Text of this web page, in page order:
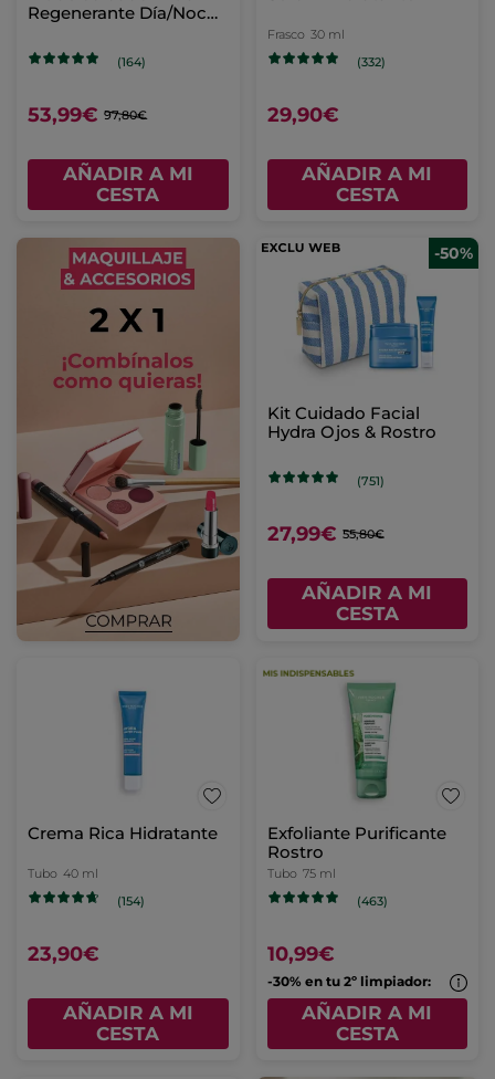
Regenerante Día/Noche
(164)
53,99€ 97,80€
AÑADIR A MI
CESTA
Frasco 30 ml
(332)
29,90€
AÑADIR A MI
CESTA
-50%
Kit Cuidado Facial
Hydra Ojos & Rostro
(751)
27,99€ 55,80€
AÑADIR A MI
CESTA
Crema Rica Hidratante
Tubo 40 ml
(154)
23,90€
AÑADIR A MI
CESTA
Exfoliante Purificante
Rostro
Tubo 75 ml
(463)
10,99€
-30% en tu 2º limpiador:
AÑADIR A MI
CESTA